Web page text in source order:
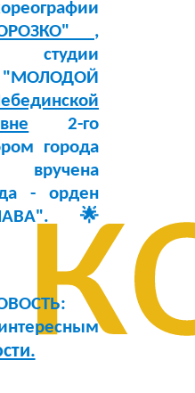
,
"МОЛОДОЙ
2-го
города
- орден